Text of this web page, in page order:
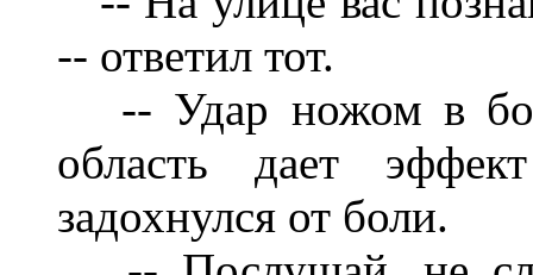
-- ответил тот.
-- Удар ножом в
область дает
задохнулся от боли.